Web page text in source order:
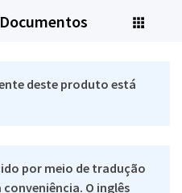
Documentos
deste produto está
por meio de tradução
O inglês